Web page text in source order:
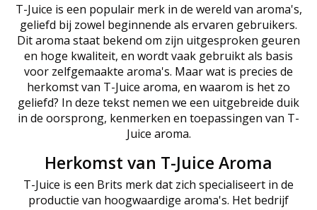
T-Juice is een populair merk in de wereld van aroma's,
geliefd bij zowel beginnende als ervaren gebruikers.
Dit aroma staat bekend om zijn uitgesproken geuren
en hoge kwaliteit, en wordt vaak gebruikt als basis
voor zelfgemaakte aroma's. Maar wat is precies de
herkomst van T-Juice aroma, en waarom is het zo
geliefd? In deze tekst nemen we een uitgebreide duik
in de oorsprong, kenmerken en toepassingen van T-
Juice aroma.
Herkomst van T-Juice Aroma
T-Juice is een Brits merk dat zich specialiseert in de
productie van hoogwaardige aroma's. Het bedrijf